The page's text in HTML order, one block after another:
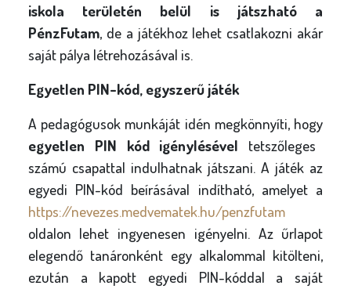
iskola területén belül is játszható a
PénzFutam, de a játékhoz lehet csatlakozni akár
saját pálya létrehozásával is.
Egyetlen PIN-kód, egyszerű játék
A pedagógusok munkáját idén megkönnyíti, hogy
egyetlen PIN kód igénylésével tetszőleges
számú csapattal indulhatnak játszani. A játék az
egyedi PIN-kód beírásával indítható, amelyet a
https://nevezes.medvematek.hu/penzfutam
oldalon lehet ingyenesen igényelni. Az űrlapot
elegendő tanáronként egy alkalommal kitölteni,
ezután a kapott egyedi PIN-kóddal a saját